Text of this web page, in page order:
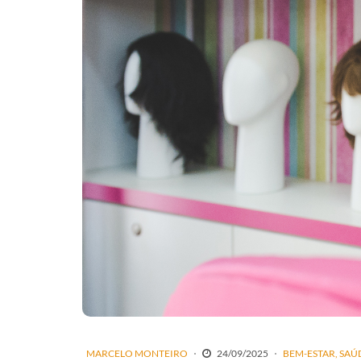
MARCELO MONTEIRO 24/09/2025 BEM-ESTAR